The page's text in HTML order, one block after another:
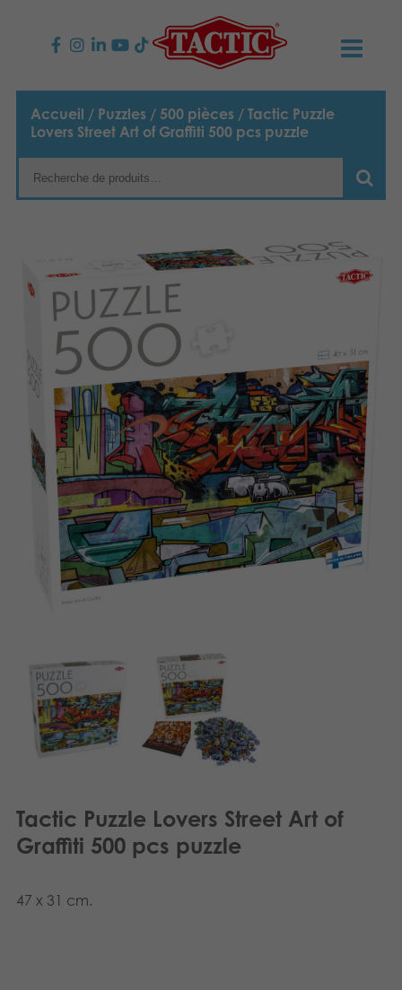
PRODUITS
Jeux enfants
Jeux famille
Jeux d’extérieur
Puzzles
Jouets
Produits archivés
Applications mobiles
TACTIC
Responsabilité
Notre histoire
Contactez nous
Liens
Média
English
Suomi
Dansk
Nederlands
Norsk
Polski
Svenska
Accueil / Puzzles / 500 pièces / Tactic Puzzle
Lovers Street Art of Graffiti 500 pcs puzzle
Tactic Puzzle Lovers Street Art of
Graffiti 500 pcs puzzle
47 x 31 cm.